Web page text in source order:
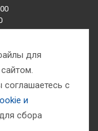
торговый центр
для
с
и
сбора